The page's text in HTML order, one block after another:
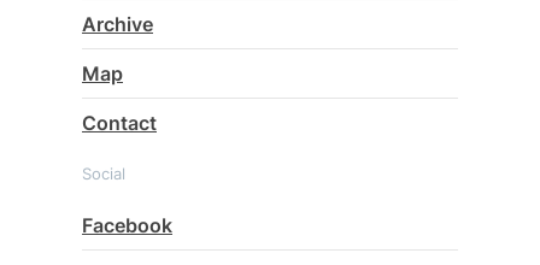
Archive
Map
Contact
Social
Facebook